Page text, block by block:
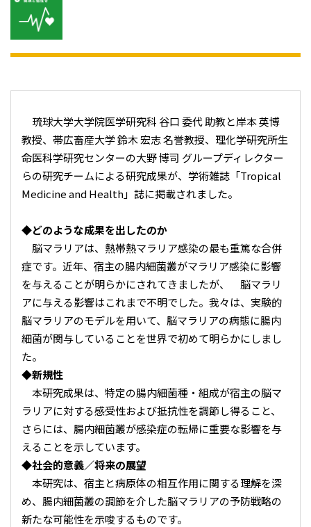
琉球⼤学⼤学院医学研究科 ⾕⼝ 委代 助教と岸本 英博
教授、帯広畜産⼤学 鈴⽊ 宏志 名誉教授、理化学研究所⽣
命医科学研究センターの⼤野 博司 グループディレクター
らの研究チームによる研究成果が、学術雑誌「Tropical
Medicine and Health」誌に掲載されました。
◆どのような成果を出したのか
脳マラリアは、熱帯熱マラリア感染の最も重篤な合併
症です。近年、宿主の腸内細菌叢がマラリア感染に影響
を与えることが明らかにされてきましたが、 脳マラリ
アに与える影響はこれまで不明でした。我々は、実験的
脳マラリアのモデルを⽤いて、脳マラリアの病態に腸内
細菌が関与していることを世界で初めて明らかにしまし
た。
◆新規性
本研究成果は、特定の腸内細菌種・組成が宿主の脳マ
ラリアに対する感受性および抵抗性を調節し得ること、
さらには、腸内細菌叢が感染症の転帰に重要な影響を与
えることを⽰しています。
◆社会的意義／将来の展望
本研究は、宿主と病原体の相互作⽤に関する理解を深
め、腸内細菌叢の調節を介した脳マラリアの予防戦略の
新たな可能性を⽰唆するものです。